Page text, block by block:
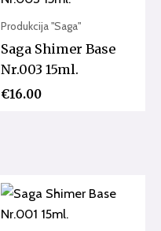
Produkcija "Saga"
Saga Shimer Base
Nr.003 15ml.
€16.00